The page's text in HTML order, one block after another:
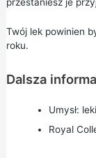
Twój lek powinien
roku.
Dalsza
Umysł:
Royal